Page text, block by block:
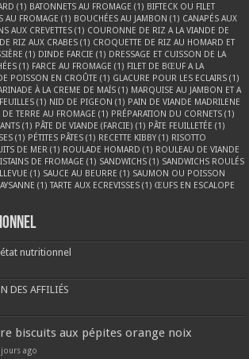
(1) BATONNETS AU FROMAGE (1) BIFTECK OU FILET
AU FROMAGE (1) BOUCHÉES AU JAMBON (1) CANAPÉS AUX
AUX CREVETTES (1) COURONNE DE RIZ A LA VIANDE DE
RIZ AUX CRABES (1) CROQUETTE DE RIZ AU HOMARD ET
(1) DINDE FARCIE (1) DRESSAGE ET CUISSON DE LA
(1) FARCE AU FROMAGE (1) FILET DE BŒUF A LA
POISSON EN CROÛTE (1) GLACURE POUR LES ECLAIRS (1)
À LA CREME DE MAÏS (1) MARQUISE AU JAMBON ET A
(1) NID DE PIGEON (1) PAIN DE VIANDE MADRILENE
TERRE AU FROMAGE (1) PRÉPARATION DU CORNETS (1)
(1) PÂTE DE VIANDE (FARCIE) (1) PÂTE FEUILLETÉE (1)
(1) PÉTITES PÂTES (1) RECETTE KIBBY (1) RISOTTO
DE MER (1) ROULADE HOMARD (1) ROULEAU DE VIANDE
DE FROMAGE (1) SANDWICHS (1) SANDWICHS ROULÉS
(1) SAUCE AU BEURRE (1) SAUMON OU POISSON
(1) TARTE AUX ECREVISSES (1) ŒUFS EN ESCALOPE
nutritionnel
DES AFFILIÉS
biscuits aux pépites orange noix
jours ago